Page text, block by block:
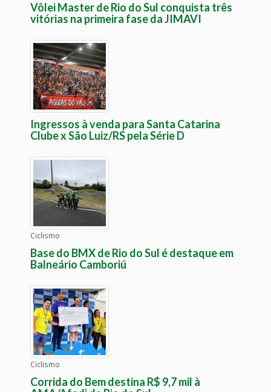
Vôlei Master de Rio do Sul conquista três
vitórias na primeira fase da JIMAVI
Ingressos à venda para Santa Catarina
Clube x São Luiz/RS pela Série D
Ciclismo
Base do BMX de Rio do Sul é destaque em
Balneário Camboriú
Ciclismo
Corrida do Bem destina R$ 9,7 mil à